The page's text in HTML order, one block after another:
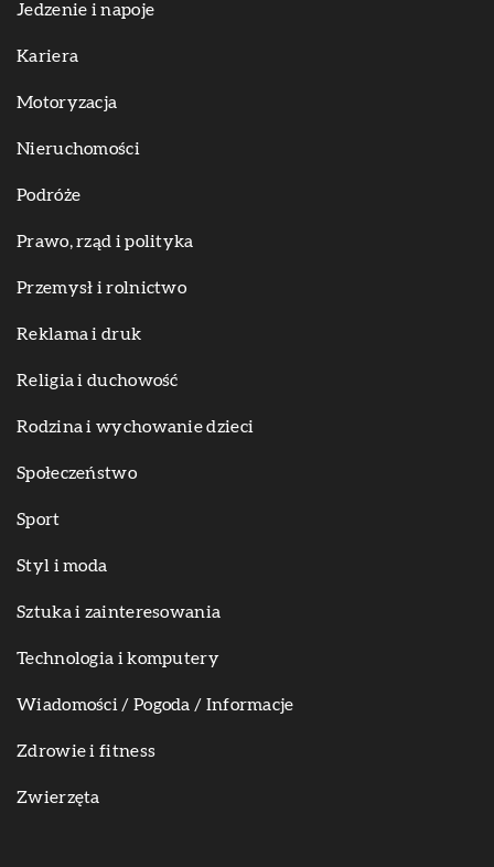
Jedzenie i napoje
Kariera
Motoryzacja
Nieruchomości
Podróże
Prawo, rząd i polityka
Przemysł i rolnictwo
Reklama i druk
Religia i duchowość
Rodzina i wychowanie dzieci
Społeczeństwo
Sport
Styl i moda
Sztuka i zainteresowania
Technologia i komputery
Wiadomości / Pogoda / Informacje
Zdrowie i fitness
Zwierzęta